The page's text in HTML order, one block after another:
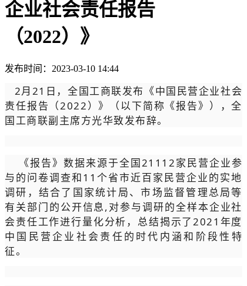
企业社会责任报告
（2022）》
发布时间：2023-03-10 14:44
2月21日，全国工商联发布《中国民营企业社会
责任报告（2022）》（以下简称《报告》），全
国工商联副主席方光华致发布辞。
《报告》数据来源于全国21112家民营企业参
与的问卷调查和11个省市近百家民营企业的实地
调研，结合了国家统计局、市场监督管理总局等
有关部门的公开信息,对参与调研的全样本企业社
会责任工作进行量化分析，总结揭示了2021年度
中国民营企业社会责任的时代内涵和阶段性特
征。